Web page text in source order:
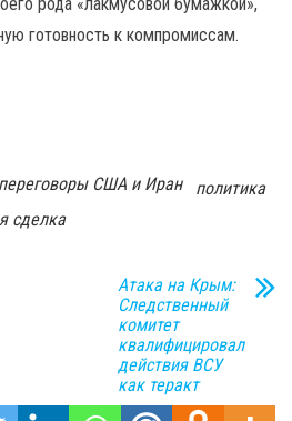
готовность к компромиссам.
переговоры США и Иран
политика
сделка
Атака на Крым:
Следственный
комитет
квалифицировал
действия ВСУ
как теракт